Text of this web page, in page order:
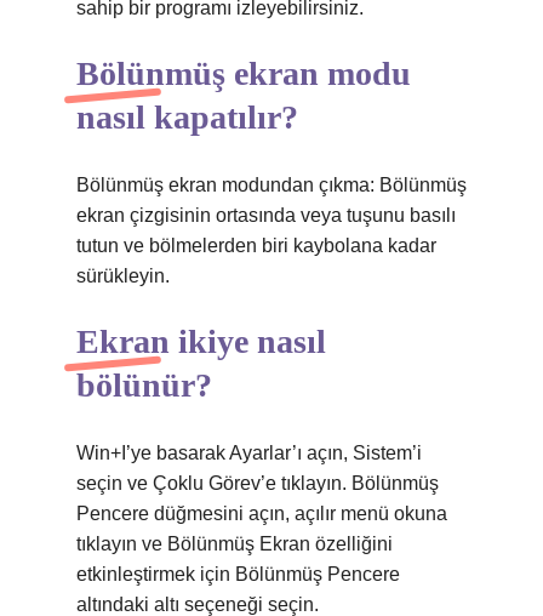
sahip bir programı izleyebilirsiniz.
Bölünmüş ekran modu
nasıl kapatılır?
Bölünmüş ekran modundan çıkma: Bölünmüş
ekran çizgisinin ortasında veya tuşunu basılı
tutun ve bölmelerden biri kaybolana kadar
sürükleyin.
Ekran ikiye nasıl
bölünür?
Win+I’ye basarak Ayarlar’ı açın, Sistem’i
seçin ve Çoklu Görev’e tıklayın. Bölünmüş
Pencere düğmesini açın, açılır menü okuna
tıklayın ve Bölünmüş Ekran özelliğini
etkinleştirmek için Bölünmüş Pencere
altındaki altı seçeneği seçin.